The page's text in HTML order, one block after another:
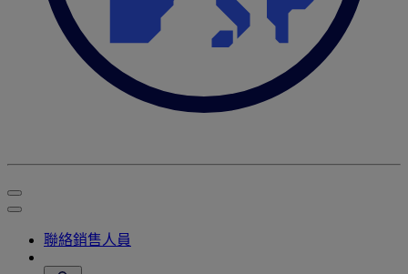
聯絡銷售人員